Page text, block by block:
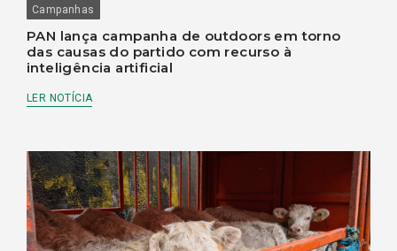
Campanhas
PAN lança campanha de outdoors em torno
das causas do partido com recurso à
inteligência artificial
LER NOTÍCIA